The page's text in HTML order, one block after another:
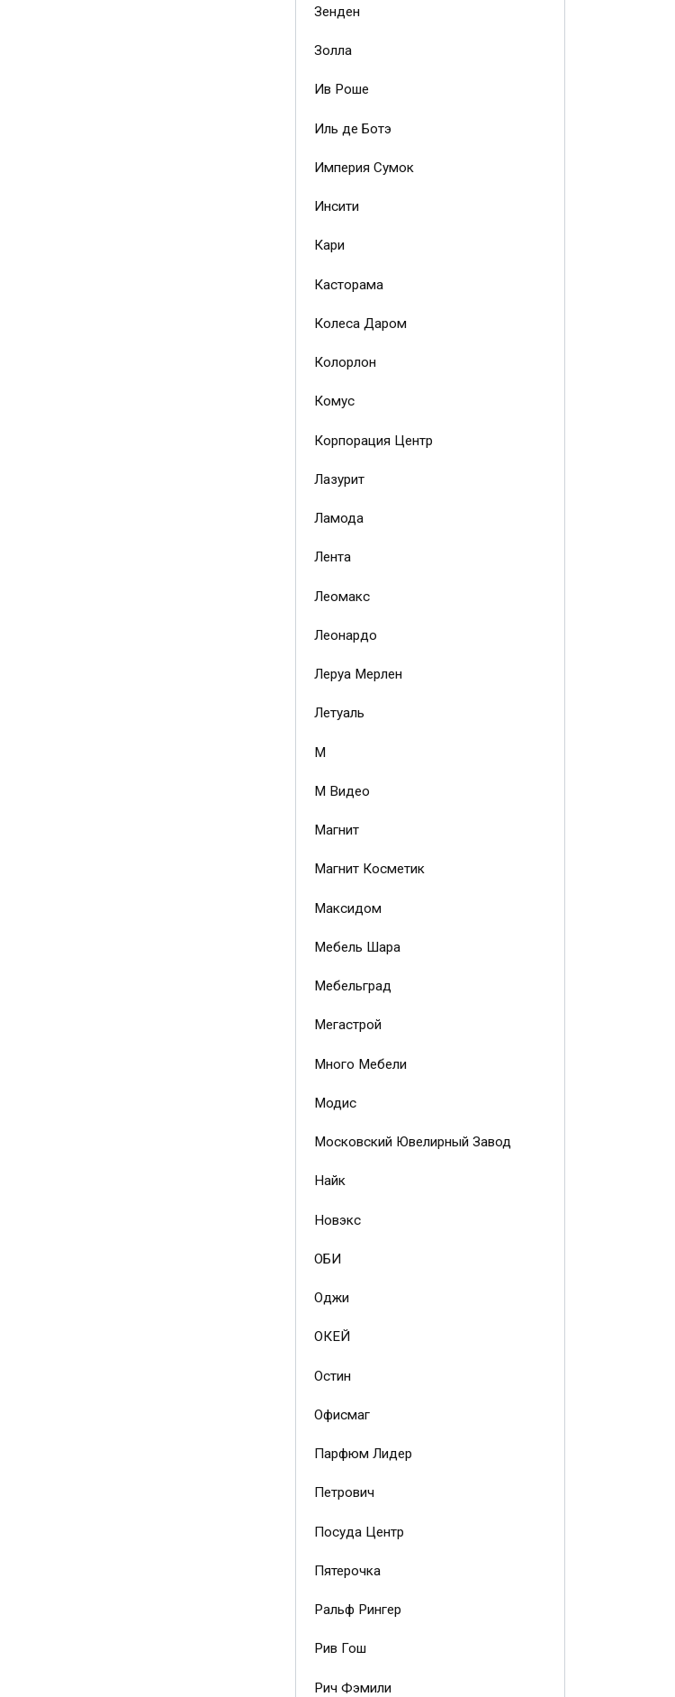
Зенден
Золла
Ив Роше
Иль де Ботэ
Империя Сумок
Инсити
Кари
Касторама
Колеса Даром
Колорлон
Комус
Корпорация Центр
Лазурит
Ламода
Лента
Леомакс
Леонардо
Леруа Мерлен
Летуаль
М
М Видео
Магнит
Магнит Косметик
Максидом
Мебель Шара
Мебельград
Мегастрой
Много Мебели
Модис
Московский Ювелирный Завод
Найк
Новэкс
ОБИ
Оджи
ОКЕЙ
Остин
Офисмаг
Парфюм Лидер
Петрович
Посуда Центр
Пятерочка
Ральф Рингер
Рив Гош
Рич Фэмили